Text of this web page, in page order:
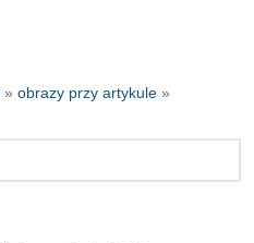
» obrazy przy artykule »